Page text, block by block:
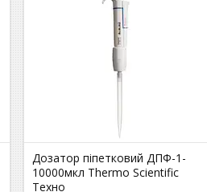
Дозатор піпетковий ДПФ-1-
10000мкл Thermo Scientific
Техно